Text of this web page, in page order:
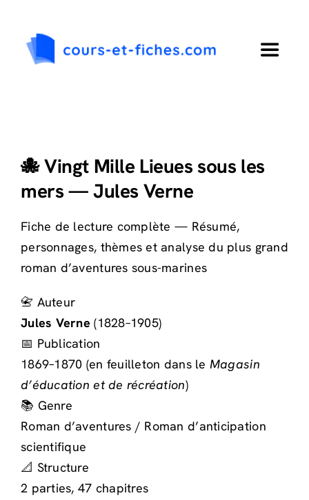
contenu
Toggle
Collège
🐙 Vingt Mille Lieues sous les
mers — Jules Verne
Fiche de lecture complète — Résumé,
personnages, thèmes et analyse du plus grand
roman d’aventures sous-marines
📇 Auteur
Jules Verne (1828–1905)
📅 Publication
1869–1870 (en feuilleton dans le Magasin
d’éducation et de récréation)
📚 Genre
Roman d’aventures / Roman d’anticipation
scientifique
📐 Structure
2 parties, 47 chapitres